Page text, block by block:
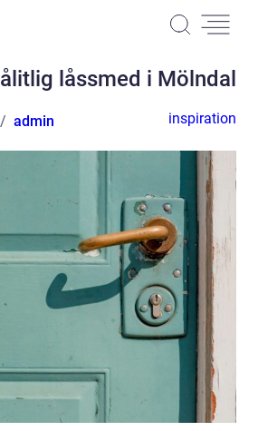
låssmed i Mölndal
admin inspiration